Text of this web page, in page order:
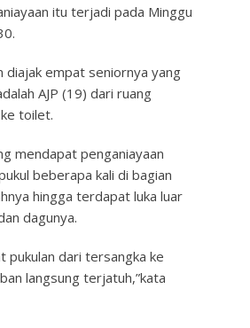
itu terjadi pada Minggu
diajak empat seniornya yang
AJP (19) dari ruang
toilet.
mendapat penganiayaan
beberapa kali di bagian
hingga terdapat luka luar
dagunya.
pukulan dari tersangka ke
langsung terjatuh,”kata